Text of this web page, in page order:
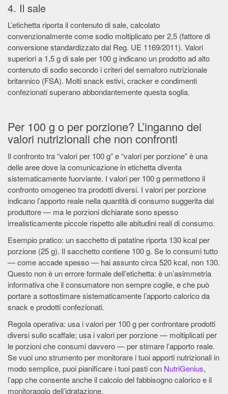
4. Il sale
L’etichetta riporta il contenuto di sale, calcolato
convenzionalmente come sodio moltiplicato per 2,5 (fattore di
conversione standardizzato dal Reg. UE 1169/2011). Valori
superiori a 1,5 g di sale per 100 g indicano un prodotto ad alto
contenuto di sodio secondo i criteri del semaforo nutrizionale
britannico (FSA). Molti snack estivi, cracker e condimenti
confezionati superano abbondantemente questa soglia.
Per 100 g o per porzione? L’inganno dei
valori nutrizionali che non confronti
Il confronto tra “valori per 100 g” e “valori per porzione” è una
delle aree dove la comunicazione in etichetta diventa
sistematicamente fuorviante. I valori per 100 g permettono il
confronto omogeneo tra prodotti diversi. I valori per porzione
indicano l’apporto reale nella quantità di consumo suggerita dal
produttore — ma le porzioni dichiarate sono spesso
irrealisticamente piccole rispetto alle abitudini reali di consumo.
Esempio pratico: un sacchetto di patatine riporta 130 kcal per
porzione (25 g). Il sacchetto contiene 100 g. Se lo consumi tutto
— come accade spesso — hai assunto circa 520 kcal, non 130.
Questo non è un errore formale dell’etichetta: è un’asimmetria
informativa che il consumatore non sempre coglie, e che può
portare a sottostimare sistematicamente l’apporto calorico da
snack e prodotti confezionati.
Regola operativa: usa i valori per 100 g per confrontare prodotti
diversi sullo scaffale; usa i valori per porzione — moltiplicati per
le porzioni che consumi davvero — per stimare l’apporto reale.
Se vuoi uno strumento per monitorare i tuoi apporti nutrizionali in
modo semplice, puoi pianificare i tuoi pasti con NutriGenius,
l’app che consente anche il calcolo del fabbisogno calorico e il
monitoraggio dell’idratazione.